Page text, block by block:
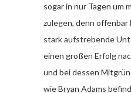
sogar in nur Tagen um
zulegen, denn
stark aufstrebende
einen großen Erfolg
und bei dessen
wie Bryan Adams